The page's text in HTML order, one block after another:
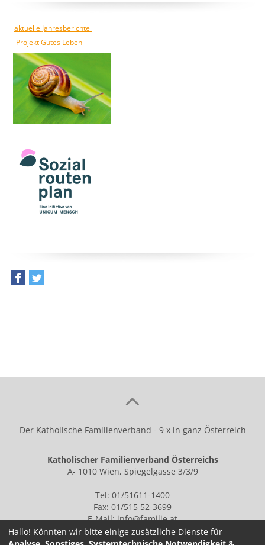
aktuelle Jahresberichte
Projekt Gutes Leben
Der Katholische Familienverband - 9 x in ganz Österreich
Katholischer Familienverband Österreichs
A- 1010 Wien, Spiegelgasse 3/3/9
Tel: 01/51611-1400
Fax: 01/515 52-3699
E-Mail:info@familie.at
Hallo! Könnten wir bitte einige zusätzliche Dienste für